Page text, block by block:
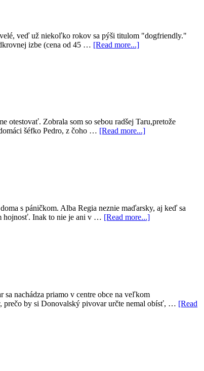
veď už niekoľko rokov sa pýši titulom "dogfriendly."
izbe (cena od 45 … [Read more...]
otestovať. Zobrala som so sebou radšej Taru,pretože
šéfko Pedro, z čoho … [Read more...]
s páničkom. Alba Regia neznie maďarsky, aj keď sa
hojnosť. Inak to nie je ani v … [Read more...]
nachádza priamo v centre obce na veľkom
prečo by si Donovalský pivovar určte nemal obísť, … [Read